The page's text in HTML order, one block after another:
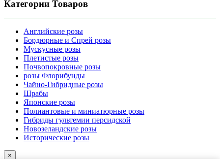
Категории Товаров
Английские розы
Бордюрные и Спрей розы
Мускусные розы
Плетистые розы
Почвопокровные розы
розы Флорибунды
Чайно-Гибридные розы
Шрабы
Японские розы
Полиантовые и миниатюрные розы
Гибриды гультемии персидской
Новозеландские розы
Исторические розы
×